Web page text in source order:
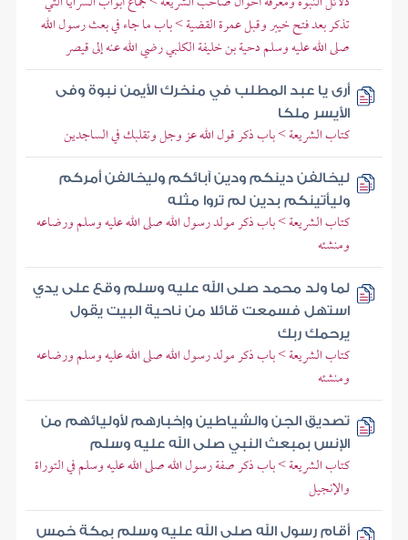
تذكر بعد فتح خيبر وقبل عمرة القضية > باب ما جاء في بعث رسول الله
صلى الله عليه وسلم دحية بن خليفة الكلبي رضي الله عنه إلى قيصر
أرى يا عبد المطلب في منخرك الأيمن نبوة وفى
الأيسر ملكا
كتاب الشريعة > باب ذكر قول الله عز وجل وتقلبك في الساجدين
ليخالفن دينكم ودين آبائكم وليخالفن أمركم
وليأتينكم بدين لم تروا مثله
كتاب الشريعة > باب ذكر مولد رسول الله صلى الله عليه وسلم ورضاعه
ومنشئه
لما ولد محمد صلى الله عليه وسلم وقع على يدي
استهل فسمعت قائلا من ناحية البيت يقول
يرحمك ربك
كتاب الشريعة > باب ذكر مولد رسول الله صلى الله عليه وسلم ورضاعه
ومنشئه
تصديق الجن والشياطين وإخبارهم لأوليائهم من
الإنس بمبعث النبي صلى الله عليه وسلم
كتاب الشريعة > باب ذكر صفة رسول الله صلى الله عليه وسلم في التوراة
والإنجيل
أقام رسول الله صلى الله عليه وسلم بمكة خمس